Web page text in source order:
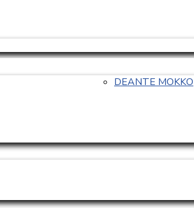
DEANTE MOKKO